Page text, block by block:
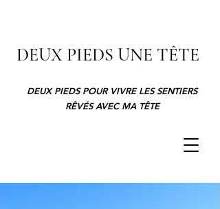
DEUX PIEDS UNE TÊTE
DEUX PIEDS POUR VIVRE LES SENTIERS
RÊVÉS AVEC MA TÊTE